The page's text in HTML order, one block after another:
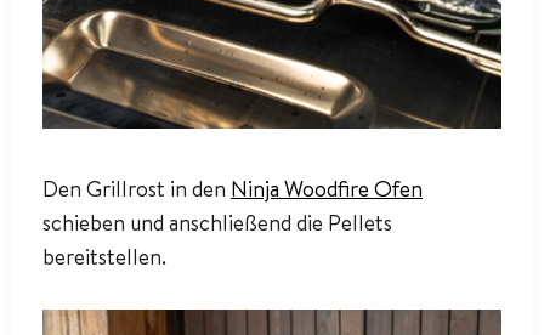
Den Grillrost in den Ninja Woodfire Ofen
schieben und anschließend die Pellets
bereitstellen.